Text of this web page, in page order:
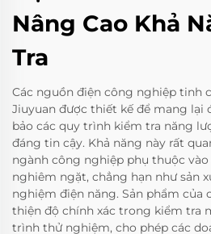
Nâng Cao Khả
Tra
Các nguồn điện công nghiệp tinh
Jiuyuan được thiết kế để mang lại
bảo các quy trình kiểm tra năng
đáng tin cậy. Khả năng này rất
ngành công nghiệp phụ thuộc
nghiêm ngặt, chẳng hạn như sản
nghiệm điện năng. Sản phẩm của
thiện độ chính xác trong kiểm tra
trình thử nghiệm, cho phép các